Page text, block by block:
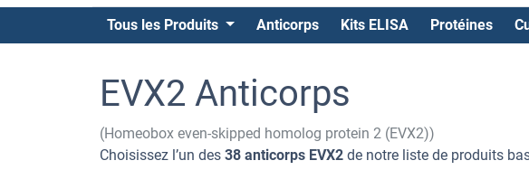
Tous les Produits Anticorps Kits ELISA Protéines
EVX2 Anticorps
(Homeobox even-skipped homolog protein 2 (EVX2))
Choisissez l’un des 38 anticorps EVX2 de notre liste de produits